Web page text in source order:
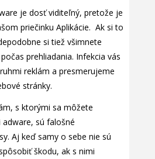
je dosť viditeľný, pretože je
priečinku Aplikácie. Ak si to
si tiež všimnete
prehliadania. Infekcia vás
reklám a presmerujeme
stránky.
s ktorými sa môžete
sú falošné
Aj keď samy o sebe nie sú
škodu, ak s nimi